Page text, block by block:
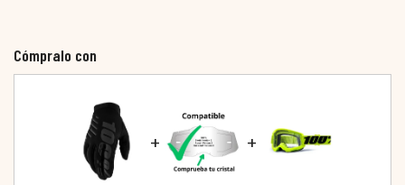
Cómpralo con
+ +